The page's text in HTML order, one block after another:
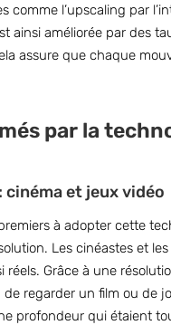
comme l’upscaling par
ainsi améliorée par des
assure que chaque
par la
et jeux vidéo
à adopter cette
Les cinéastes et
Grâce à une
regarder un film ou de
profondeur qui étaient